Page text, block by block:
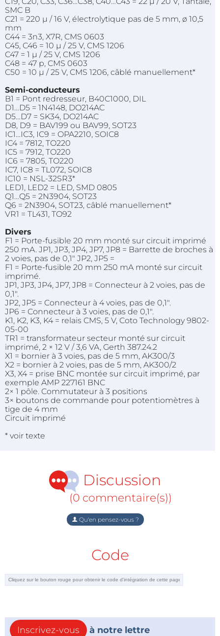
SMC B
C21 = 220 µ / 16 V, électrolytique pas de 5 mm, ø 10,5
mm
C44 = 3n3, X7R, CMS 0603
C45, C46 = 10 µ / 25 V, CMS 1206
C47 = 1 µ / 25 V, CMS 1206
C48 = 47 p, CMS 0603
C50 = 10 µ / 25 V, CMS 1206, câblé manuellement*
Semi-conducteurs
B1 = Pont redresseur, B40C1000, DIL
D1…D5 = 1N4148, DO214AC
D5…D7 = SK34, DO214AC
D8, D9 = BAV199 ou BAV99, SOT23
IC1…IC3, IC9 = OPA2210, SOIC8
IC4 = 7812, TO220
IC5 = 7912, TO220
IC6 = 7805, TO220
IC7, IC8 = TL072, SOIC8
IC10 = NSL-32SR3*
LED1, LED2 = LED, SMD 0805
Q1…Q5 = 2N3904, SOT23
Q6 = 2N3904, SOT23, câblé manuellement*
VR1 = TL431, TO92
Divers
F1 = Porte-fusible 20 mm monté sur circuit imprimé
250 mA. JP1, JP3, JP4, JP7, JP8 = Barrette de broches à
2 voies, pas de 0,1″ JP2, JP5 =
F1 = Porte-fusible 20 mm 250 mA monté sur circuit
imprimé.
JP1, JP3, JP4, JP7, JP8 = Connecteur à 2 voies, pas de
0,1″.
JP2, JP5 = Connecteur à 4 voies, pas de 0,1″.
JP6 = Connecteur à 3 voies, pas de 0,1″.
K1, K2, K3, K4 = relais CMS, 5 V, Coto Technology 9802-
05-00
TR1 = transformateur secteur monté sur circuit
imprimé, 2 × 12 V / 3,6 VA, Gerth 387.24.2
X1 = bornier à 3 voies, pas de 5 mm, AK300/3
X2 = bornier à 2 voies, pas de 5 mm, AK300/2
X3, X4 = prise BNC montée sur circuit imprimé, par
exemple AMP 227161 BNC
2× 1 pôle. Commutateur à 3 positions
3× boutons de commande pour potentiomètres à
tige de 4 mm
Circuit imprimé
* voir texte
Discussion
(0 commentaire(s))
Qu'en pensez-vous ?
Code
Inscrivez-vous
à notre lettre